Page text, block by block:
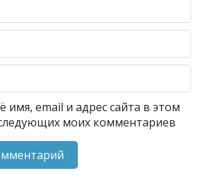
имя, email и адрес сайта в этом
моих комментариев